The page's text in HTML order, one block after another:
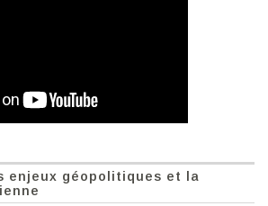
enjeux géopolitiques et la